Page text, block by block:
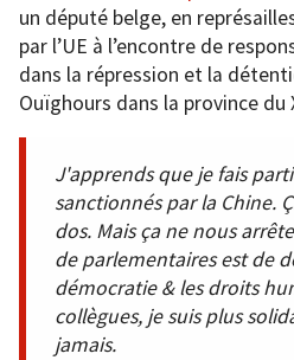
un député belge, en
par l’UE à l’encontre de
dans la répression et la
Ouïghours dans la province du
J'apprends que je fais
sanctionnés par la Chine.
dos. Mais ça ne nous
de parlementaires est de
démocratie & les droits
collègues, je suis plus
jamais.